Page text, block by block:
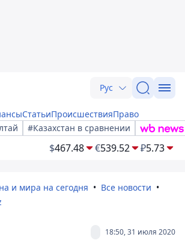
Рус
СтатьиПроисшествияПраво
#Казахстан в сравнении
$467.48 €539.52 ₽5.73
и мира на сегодня
Все новости
18:50, 31 июля 2020